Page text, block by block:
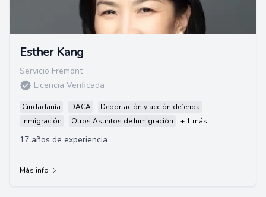
Esther Kang
Servicio Fremont
Licencia Verificada
Ciudadanía DACA
Deportación y acción deferida
Inmigración
Otros Asuntos de Inmigración + 1 más
17 años de experiencia
Más info